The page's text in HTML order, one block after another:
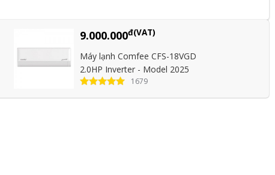
9.000.000đ(VAT)
Máy lạnh Comfee CFS-18VGD
2.0HP Inverter - Model 2025
1679